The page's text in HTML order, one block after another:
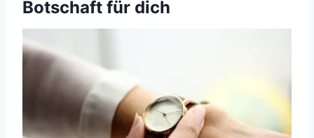
Botschaft für dich